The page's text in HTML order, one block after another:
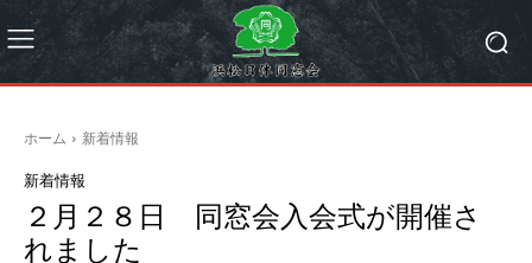
ホーム 新着情報
新着情報
２月２８日 同窓会入会式が開催さ
れました